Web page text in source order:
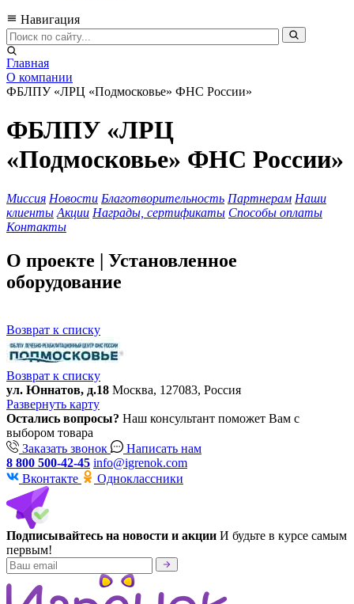
Навигация
Главная
О компании
ФБЛПУ «ЛРЦ «Подмосковье» ФНС России»
ФБЛПУ «ЛРЦ
«Подмосковье» ФНС России»
Миссия Новости Благотворительность Партнерам Наши
клиенты Акции Награды, сертификаты Способы оплаты
Контакты
О проекте | Установленное
оборудование
Возврат к списку
Возврат к списку
ул. Юннатов, д.18 Москва, 127083, Россия
Развернуть карту
Остались вопросы? Наш консультант поможет Вам с
выбором товара
Заказать звонок
Написать нам
8 800 500-42-45 info@igrenok.com
Вконтакте
Одноклассники
Подписывайтесь на новости и акции И будьте в курсе самым
первым!